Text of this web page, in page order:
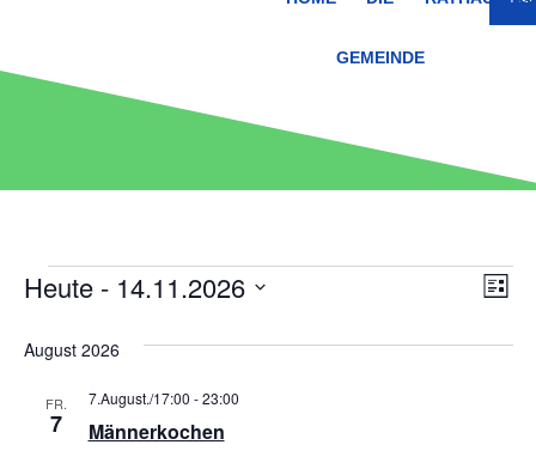
GEMEINDE
Liste
Heute - 14.11.2026
August 2026
FR.
7 Männerkochen
7.August./17:00 -23:00